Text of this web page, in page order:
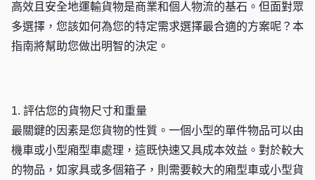
高效且安全地運輸貨物是商業和個人物流的基石。但面對眾
多選擇，您該如何為您的特定需求選擇最合適的方案呢？本
指南將幫助您做出明智的決定。
1. 評估您的貨物尺寸和重量
最關鍵的因素是您貨物的性質。一個小型的單件物品可以由
機車或小型廂型車處理，這既快速又具成本效益。對於較大
的物品，如家具或多個箱子，則需要較大的廂型車或小型貨